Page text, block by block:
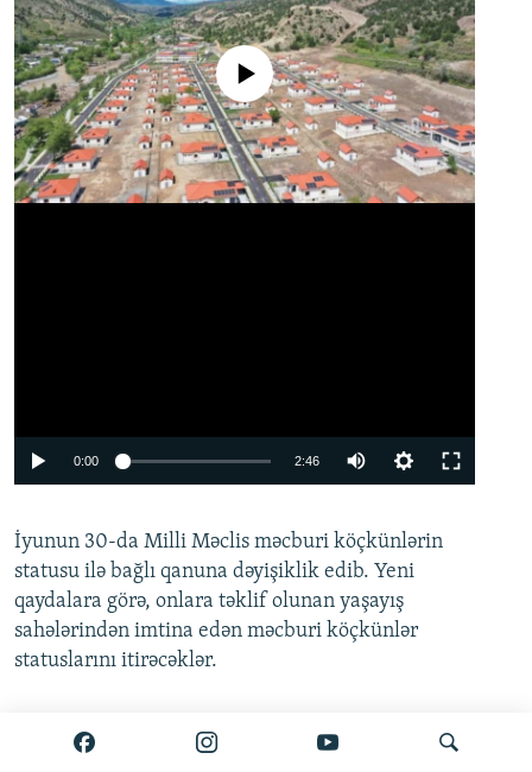
No media source currently available
0:00 2:46
360p
480p
720p
İyunun 30-da Milli Məclis məcburi köçkünlərin
statusu ilə bağlı qanuna dəyişiklik edib. Yeni
qaydalara görə, onlara təklif olunan yaşayış
sahələrindən imtina edən məcburi köçkünlər
statuslarını itirəcəklər.
Ətraflı burada oxuyun